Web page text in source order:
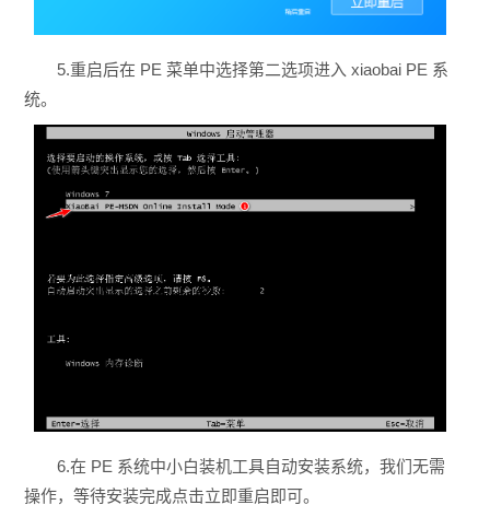
5.重启后在 PE 菜单中选择第二选项进入 xiaobai PE 系
统。
6.在 PE 系统中小白装机工具自动安装系统，我们无需
操作，等待安装完成点击立即重启即可。